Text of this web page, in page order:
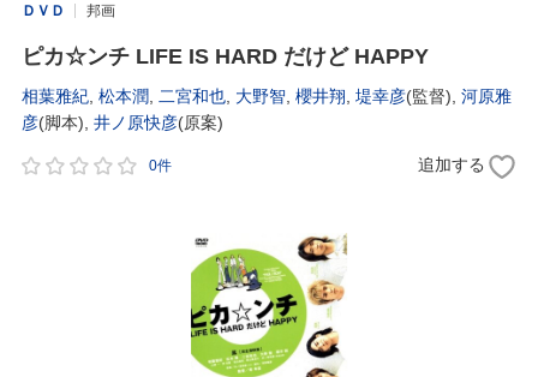
ＤＶＤ 邦画
ピカ☆ンチ LIFE IS HARD だけど HAPPY
相葉雅紀 松本潤 二宮和也 大野智 櫻井翔 堤幸彦(監督), 河原雅
彦(脚本), 井ノ原快彦(原案)
0件 追加する